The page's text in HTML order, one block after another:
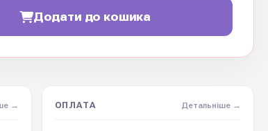
Додати до кошика
→ ОПЛАТА Детальніше →